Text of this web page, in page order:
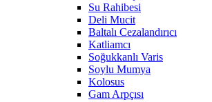
Su Rahibesi
Deli Mucit
Baltalı Cezalandırıcı
Katliamcı
Soğukkanlı Varis
Soylu Mumya
Kolosus
Gam Arpçısı